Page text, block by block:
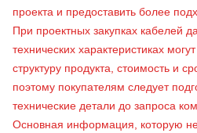
проекта и предоставить более
При проектных закупках кабелей
технических характеристиках
структуру продукта, стоимость и
поэтому покупателям следует
технические детали до запроса
Основная информация, которую